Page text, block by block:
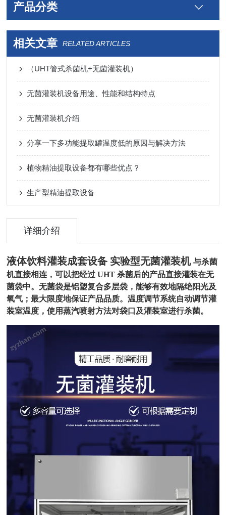
产品分类
相关文章 RELATED ARTICLES
（UHT管式杀菌机+无菌灌装机）
无菌灌装机设备用途、性能和结构特点
无菌灌装机介绍
分享一下多功能提取罐温度低的原因与解决方法
植物精油提取设备都有哪些优点？
生产型精油提取设备
详细介绍
液体饮料灌装成套设备 实验型无菌灌装机 与杀菌
机直接相连，可以把经过 UHT 杀菌后的产品直接灌装在无
菌袋中。无菌袋是铝塑复合多层袋，能够有效地隔绝阳光及
氧气；最大限度地保证产品品质。温度调节系统自动调节灌
装室温度，使用蒸汽喷射方法对袋口及灌装室进行杀菌。